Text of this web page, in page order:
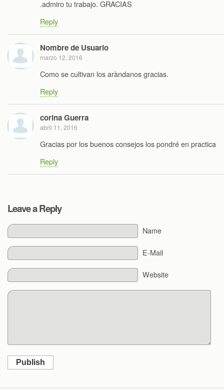
.admiro tu trabajo. GRACIAS
Reply
Nombre de Usuario
marzo 12, 2016
Como se cultivan los aràndanos gracias.
Reply
corina Guerra
abril 11, 2016
Gracias por los buenos consejos los pondré en practica
Reply
Leave a Reply
Name
E-Mail
Website
Publish